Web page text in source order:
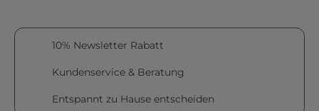
10% Newsletter Rabatt
Kundenservice & Beratung
Entspannt zu Hause entscheiden